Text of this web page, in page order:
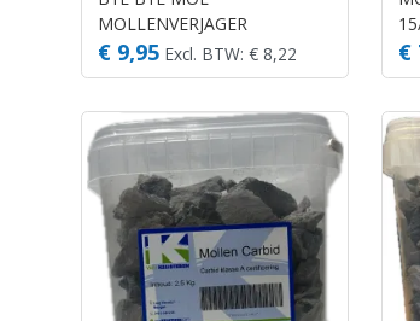
MOLLENVERJAGER
€ 9,95 Excl. BTW: € 8,22 €